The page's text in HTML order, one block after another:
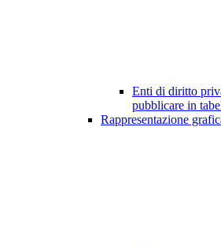
Enti di diritto
pubblicare in
Rappresentazione